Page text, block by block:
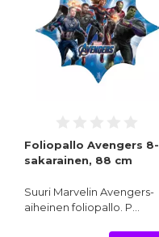
Foliopallo Avengers 8-
sakarainen, 88 cm
Suuri Marvelin Avengers-
aiheinen foliopallo. P…